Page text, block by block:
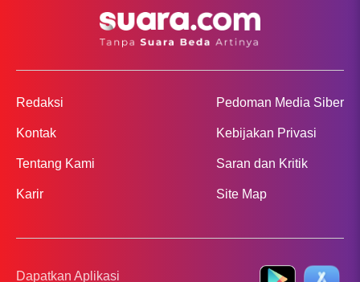
Redaksi
Kontak
Tentang Kami
Karir
Pedoman Media Siber
Kebijakan Privasi
Saran dan Kritik
Site Map
Dapatkan Aplikasi